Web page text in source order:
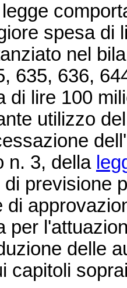
spesa di
nel
635, 636,
di lire 100
utilizzo
n. 3, della
di previsione
di
per
delle
capitoli